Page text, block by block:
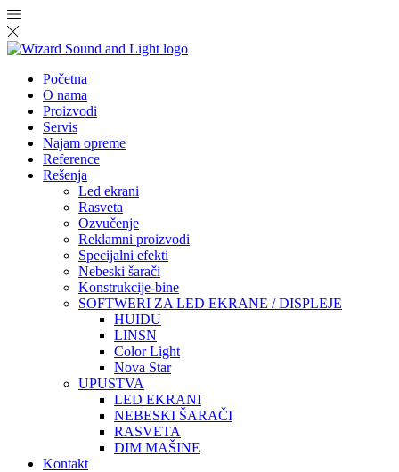
Početna
O nama
Proizvodi
Servis
Najam opreme
Reference
Rešenja
Led ekrani
Rasveta
Ozvučenje
Reklamni proizvodi
Specijalni efekti
Nebeski šarači
Konstrukcije-bine
SOFTWERI ZA LED EKRANE / DISPLEJE
HUIDU
LINSN
Color Light
Nova Star
UPUSTVA
LED EKRANI
NEBESKI ŠARAČI
RASVETA
DIM MAŠINE
Kontakt